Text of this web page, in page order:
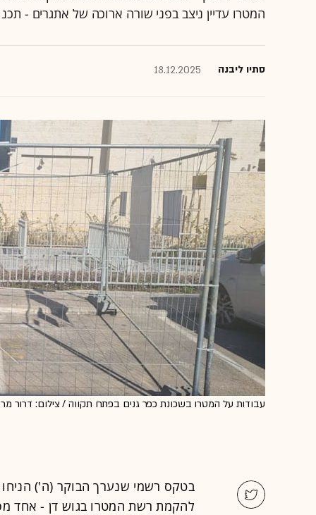
המטרו עדיין ניצב בפני שורה ארוכה של אתגרים -
סתיו ליבנה 18.12.2025
עבודות על המטרו בשכונת כפר גנים בפתח תקווה / צילום: דרור
בטקס רשמי שנערך הבוקר (ה')
להקמת רשת המטרו בגוש דן - אחד